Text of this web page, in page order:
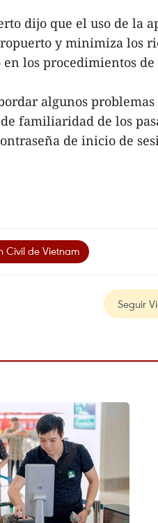
dijo que el uso de la
y minimiza los
los procedimientos
algunos
familiaridad de los
de inicio de
Civil de Vietnam
Seguir